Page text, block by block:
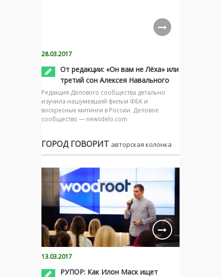
28.03.2017
От редакции: «Он вам не Лёха» или
третий сон Алексея Навального
Редакция Делового сообщества детально
изучила нашумевший фильм ФБК и
воскресные митинги в России. Деловое
сообщество — newsdelo.com
ГОРОД ГОВОРИТ авторская колонка
13.03.2017
РУПОР: Как Илон Маск ищет